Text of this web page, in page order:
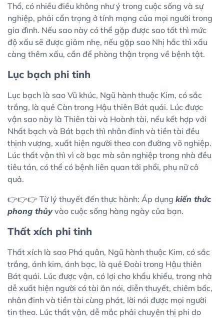
Thổ, có nhiều điều không như ý trong cuộc sống và sự
nghiệp, phải cẩn trọng ở tính mạng của mọi người trong
gia đình. Nếu sao này có thể gặp được sao tốt thì mức
độ xấu sẽ được giảm nhẹ, nếu gặp sao Nhị hắc thì xấu
càng thêm xấu, cần để phòng thận trọng về bệnh tật.
Lục bạch phi tinh
Lục bạch là sao Vũ khúc, Ngũ hành thuộc Kim, có sắc
trắng, là quẻ Càn trong Hậu thiên Bát quái. Lúc được
vận sao này là Thiên tài và Hoành tài, nếu kết hợp với
Nhất bạch và Bát bạch thì nhân đinh và tiền tài đều
thịnh vượng, xuất hiện người theo con đường võ nghiệp.
Lúc thất vận thì vì cờ bạc mà sản nghiệp trong nhà đều
tiêu tán, có thể có bệnh liên quan tới phổi, phụ nữ cô
quả.
👉👉👉 Từ lý thuyết đến thực hành: Áp dụng kiến thức
phong thủyvào cuộc sống hàng ngày của bạn.
Thất xích phi tinh
Thất xích là sao Phá quân, Ngũ hành thuộc Kim, có sắc
trắng, ánh kim, ánh bạc, là quẻ Đoài trong Hậu thiên
Bát quái. Lúc được vận, có lợi cho khẩu khiếu, trong nhà
dễ xuất hiện người có tài ăn nói, diễn thuyết, chiêm bốc,
nhân đinh và tiền tài cùng phát, lời nói được mọi người
tin theo. Lúc thất vận, dễ mắc phải chuyện thị phi do